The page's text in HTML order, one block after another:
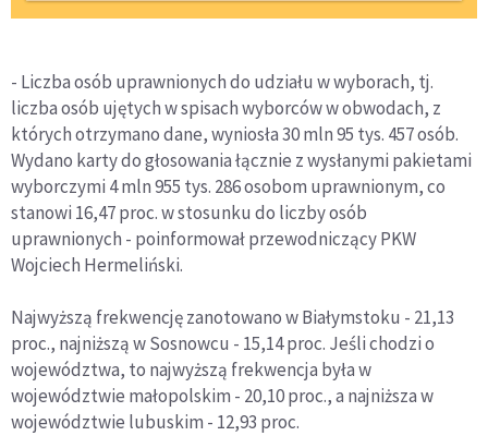
- Liczba osób uprawnionych do udziału w wyborach, tj.
liczba osób ujętych w spisach wyborców w obwodach, z
których otrzymano dane, wyniosła 30 mln 95 tys. 457 osób.
Wydano karty do głosowania łącznie z wysłanymi pakietami
wyborczymi 4 mln 955 tys. 286 osobom uprawnionym, co
stanowi 16,47 proc. w stosunku do liczby osób
uprawnionych - poinformował przewodniczący PKW
Wojciech Hermeliński.
Najwyższą frekwencję zanotowano w Białymstoku - 21,13
proc., najniższą w Sosnowcu - 15,14 proc. Jeśli chodzi o
województwa, to najwyższą frekwencja była w
województwie małopolskim - 20,10 proc., a najniższa w
województwie lubuskim - 12,93 proc.